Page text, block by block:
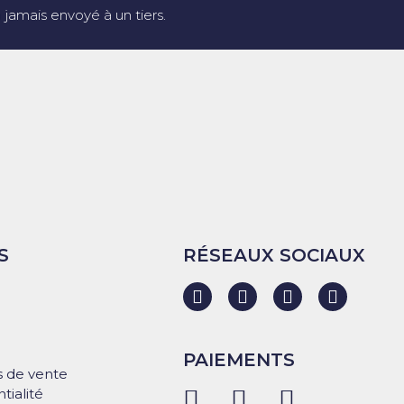
envoyé à un tiers.
de vente
RÉSEAUX SOCIAUX
PAIEMENTS